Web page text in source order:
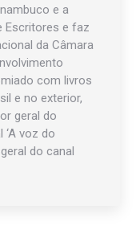
e a
Escritores e faz
da Câmara
com livros
e no exterior,
geral do
‘A voz do
do canal